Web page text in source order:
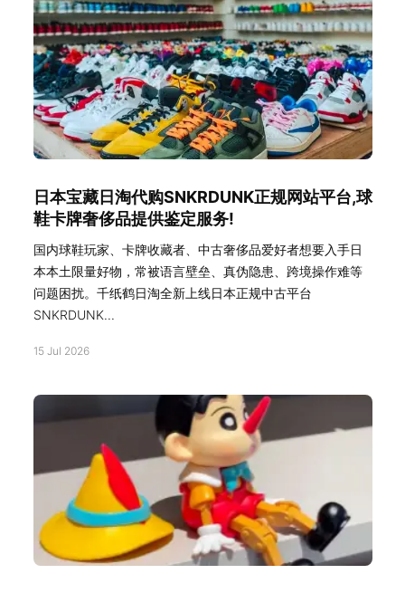
日本宝藏日淘代购SNKRDUNK正规网站平台,球
鞋卡牌奢侈品提供鉴定服务!
国内球鞋玩家、卡牌收藏者、中古奢侈品爱好者想要入手日
本本土限量好物，常被语言壁垒、真伪隐患、跨境操作难等
问题困扰。千纸鹤日淘全新上线日本正规中古平台
SNKRDUNK...
15 Jul 2026